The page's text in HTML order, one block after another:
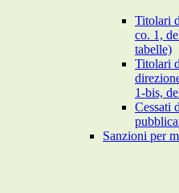
Titolari
co. 1,
tabelle)
Titolari
1-bis,
Cessati
Sanzioni per